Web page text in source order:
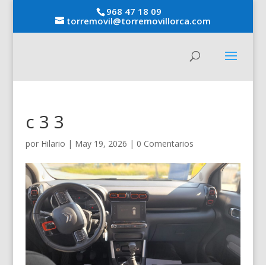
968 47 18 09
torremovil@torremovillorca.com
c 3 3
por Hilario | May 19, 2026 | 0 Comentarios